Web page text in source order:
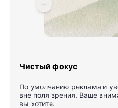
Чистый фокус
По умолчанию реклама и
вне поля зрения. Ваше
вы хотите.